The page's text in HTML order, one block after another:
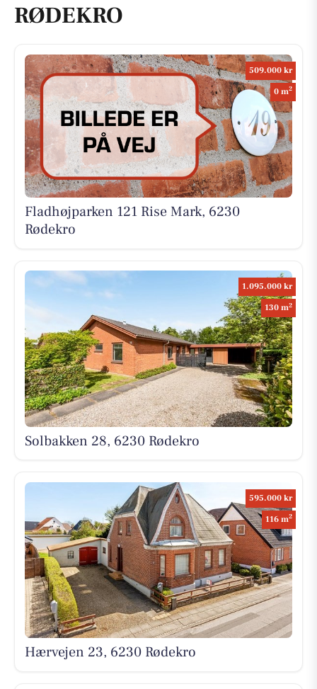
RØDEKRO
509.000 kr
0 m2
Fladhøjparken 121 Rise Mark, 6230
Rødekro
1.095.000 kr
130 m2
Solbakken 28, 6230 Rødekro
595.000 kr
116 m2
Hærvejen 23, 6230 Rødekro